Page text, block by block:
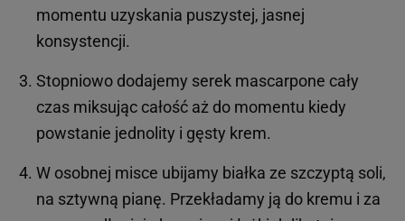
momentu uzyskania puszystej, jasnej
konsystencji.
Stopniowo dodajemy serek mascarpone cały
czas miksując całość aż do momentu kiedy
powstanie jednolity i gęsty krem.
W osobnej misce ubijamy białka ze szczyptą soli,
na sztywną pianę. Przekładamy ją do kremu i za